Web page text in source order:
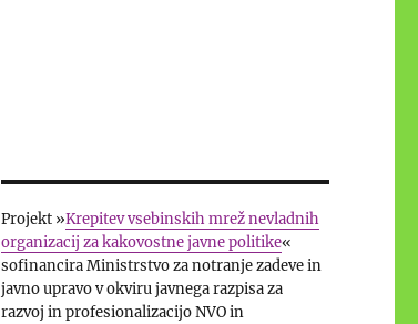
Projekt »Krepitev vsebinskih mrež nevladnih
organizacij za kakovostne javne politike«
sofinancira Ministrstvo za notranje zadeve in
javno upravo v okviru javnega razpisa za
razvoj in profesionalizacijo NVO in